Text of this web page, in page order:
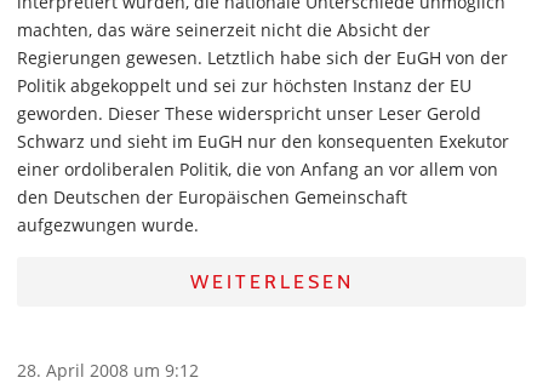
machten, das wäre seinerzeit nicht die Absicht der
Regierungen gewesen. Letztlich habe sich der EuGH von der
Politik abgekoppelt und sei zur höchsten Instanz der EU
geworden. Dieser These widerspricht unser Leser Gerold
Schwarz und sieht im EuGH nur den konsequenten Exekutor
einer ordoliberalen Politik, die von Anfang an vor allem von
den Deutschen der Europäischen Gemeinschaft
aufgezwungen wurde.
WEITERLESEN
28. April 2008 um 9:12